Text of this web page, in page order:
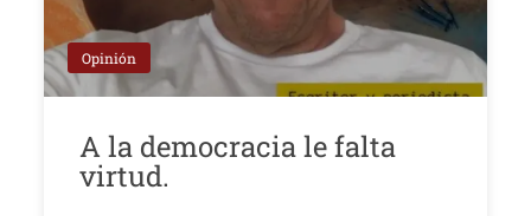
Opinión
A la democracia le falta
virtud.